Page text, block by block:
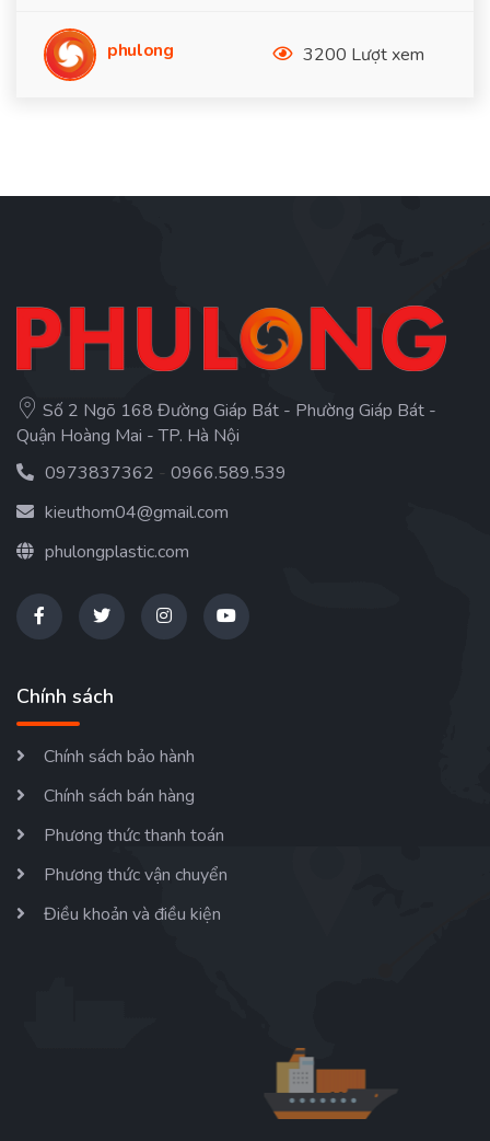
phulong 3200 Lượt xem
Số 2 Ngõ 168 Đường Giáp Bát - Phường Giáp Bát -
Quận Hoàng Mai - TP. Hà Nội
0973837362 - 0966.589.539
kieuthom04@gmail.com
phulongplastic.com
Chính sách
Chính sách bảo hành
Chính sách bán hàng
Phương thức thanh toán
Phương thức vận chuyển
Điều khoản và điều kiện